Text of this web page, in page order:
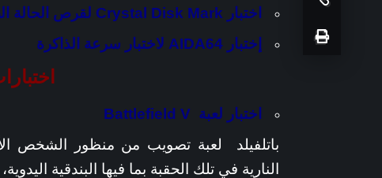
اختبار Crystal Disk Mark لقرص الحالة الصلب على منفذ M.2
إختبار AIDA64 لاختبار سرعة الذاكرة
اختبار لعبة Battlefield V
باتلفيلد لعبة تصويب من منظور الشخص
النارية في تلك الحقبة بما فيها البندقية